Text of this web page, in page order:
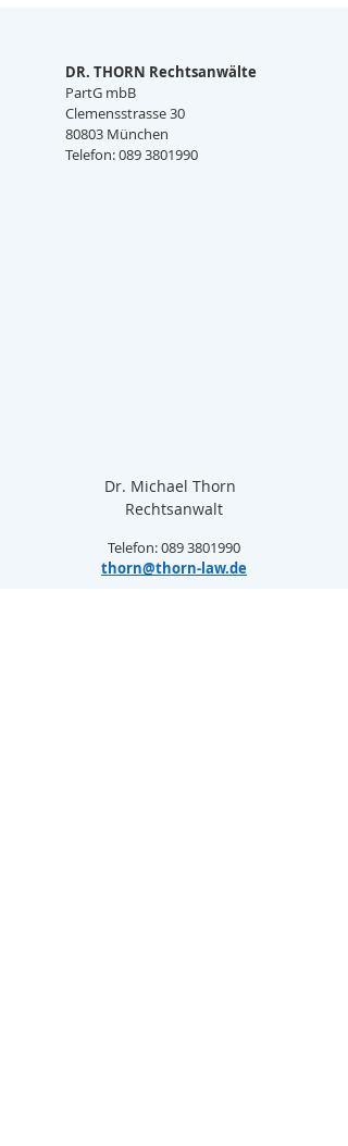
DR. THORN Rechtsanwälte
PartG mbB
Clemensstrasse 30
80803 München
Telefon: 089 3801990
Dr. Michael Thorn
Rechtsanwalt
Telefon: 089 3801990
thorn@thorn-law.de